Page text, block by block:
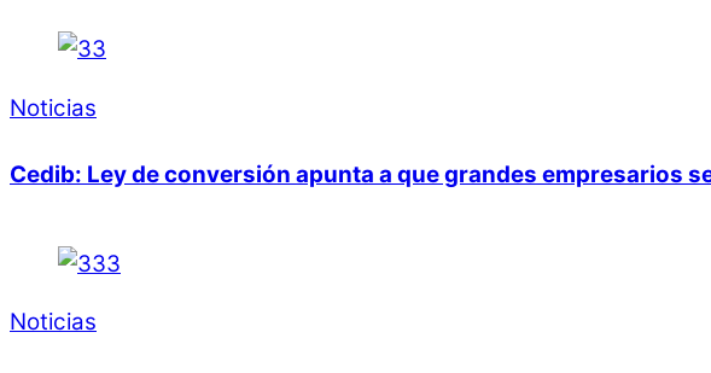
Noticias
Cedib: Ley de conversión apunta a que grandes empresarios
Noticias